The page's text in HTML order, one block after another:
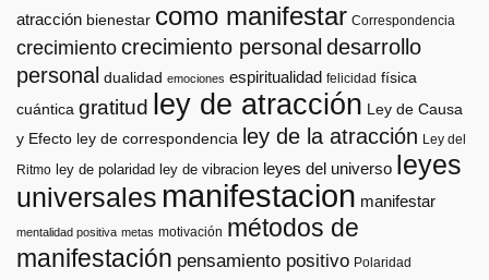
atracción bienestar como manifestar Correspondencia
crecimiento crecimiento personal desarrollo
personal dualidad emociones espiritualidad felicidad física
cuántica gratitud ley de atracción Ley de Causa
y Efecto ley de correspondencia ley de la atracción Ley del
Ritmo ley de polaridad ley de vibracion leyes del universo
leyes
universales manifestacion manifestar
mentalidad positiva metas motivación métodos de
manifestación pensamiento positivo Polaridad